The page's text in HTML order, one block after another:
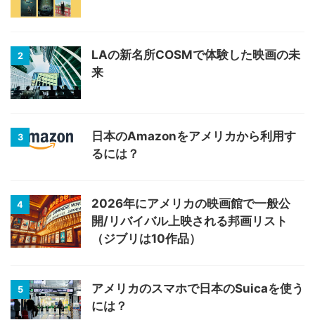
2
LAの新名所COSMで体験した映画の未
来
3
日本のAmazonをアメリカから利用す
るには？
4
2026年にアメリカの映画館で一般公
開/リバイバル上映される邦画リスト
（ジブリは10作品）
5
アメリカのスマホで日本のSuicaを使う
には？